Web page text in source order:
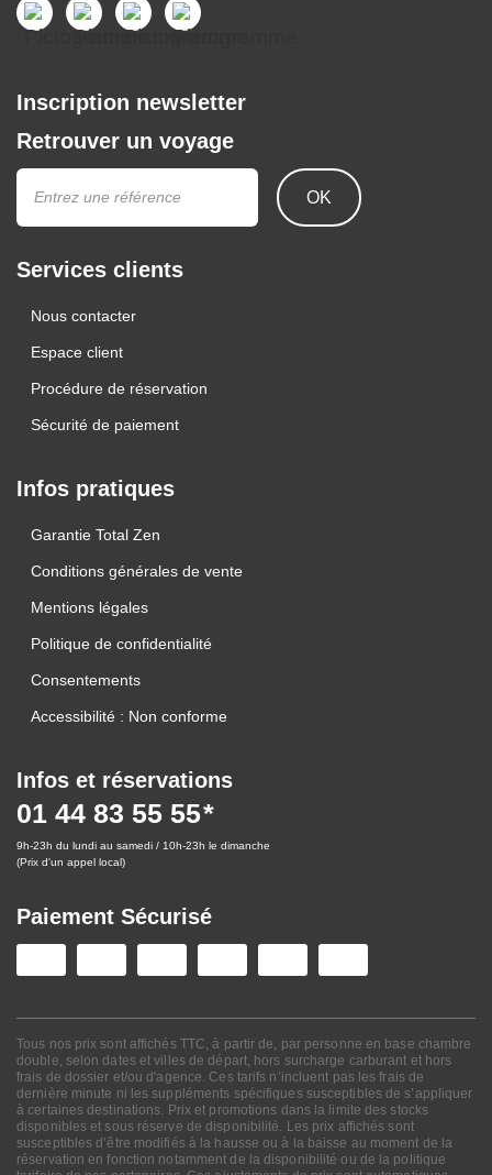
Inscription newsletter
Retrouver un voyage
OK
Services clients
Nous contacter
Espace client
Procédure de réservation
Sécurité de paiement
Infos pratiques
Garantie Total Zen
Conditions générales de vente
Mentions légales
Politique de confidentialité
Consentements
Accessibilité : Non conforme
Infos et réservations
01 44 83 55 55
(Prix d'un appel local)
9h-23h du lundi au samedi / 10h-23h le dimanche
Paiement Sécurisé
Tous nos prix sont affichés TTC, à partir de, par personne en base chambre
double, selon dates et villes de départ, hors surcharge carburant et hors
frais de dossier et/ou d'agence. Ces tarifs n’incluent pas les frais de
dernière minute ni les suppléments spécifiques susceptibles de s’appliquer
à certaines destinations. Prix et promotions dans la limite des stocks
disponibles et sous réserve de disponibilité. Les prix affichés sont
susceptibles d’être modifiés à la hausse ou à la baisse au moment de la
réservation en fonction notamment de la disponibilité ou de la politique